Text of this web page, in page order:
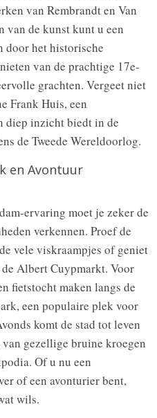
van Rembrandt en Van
van de kunst kunt u een
door het historische
van de prachtige 17e-
grachten. Vergeet niet
Frank Huis, een
diep inzicht biedt in de
de Tweede Wereldoorlog.
en Avontuur
ervaring moet je zeker de
verkennen. Proef de
vele viskraampjes of geniet
Albert Cuypmarkt. Voor
fietstocht maken langs de
een populaire plek voor
komt de stad tot leven
gezellige bruine kroegen
Of u nu een
of een avonturier bent,
wils.